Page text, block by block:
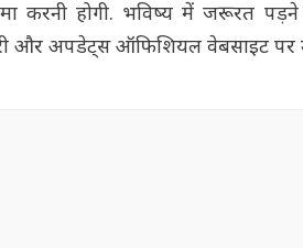
करनी होगी. भविष्य में जरूरत
और अपडेट्स ऑफिशियल वेबसाइट